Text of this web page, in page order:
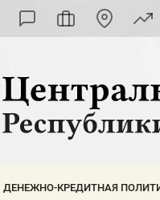
ДЕНЕЖНО-КРЕДИТНАЯ